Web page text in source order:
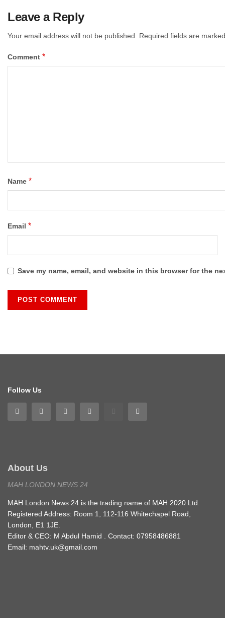
Leave a Reply
Your email address will not be published. Required fields are
Comment *
Name *
Email *
Save my name, email, and website in this browser for the
Follow Us
About Us
MAH LONDON NEWS 24
MAH London News 24 is the trading name of MAH 2020 Ltd.
Registered Address: Room 1, 112-116 Whitechapel Road,
London, E1 1JE.
Editor & CEO: M Abdul Hamid . Contact: 07958486881
Email: mahtv.uk@gmail.com